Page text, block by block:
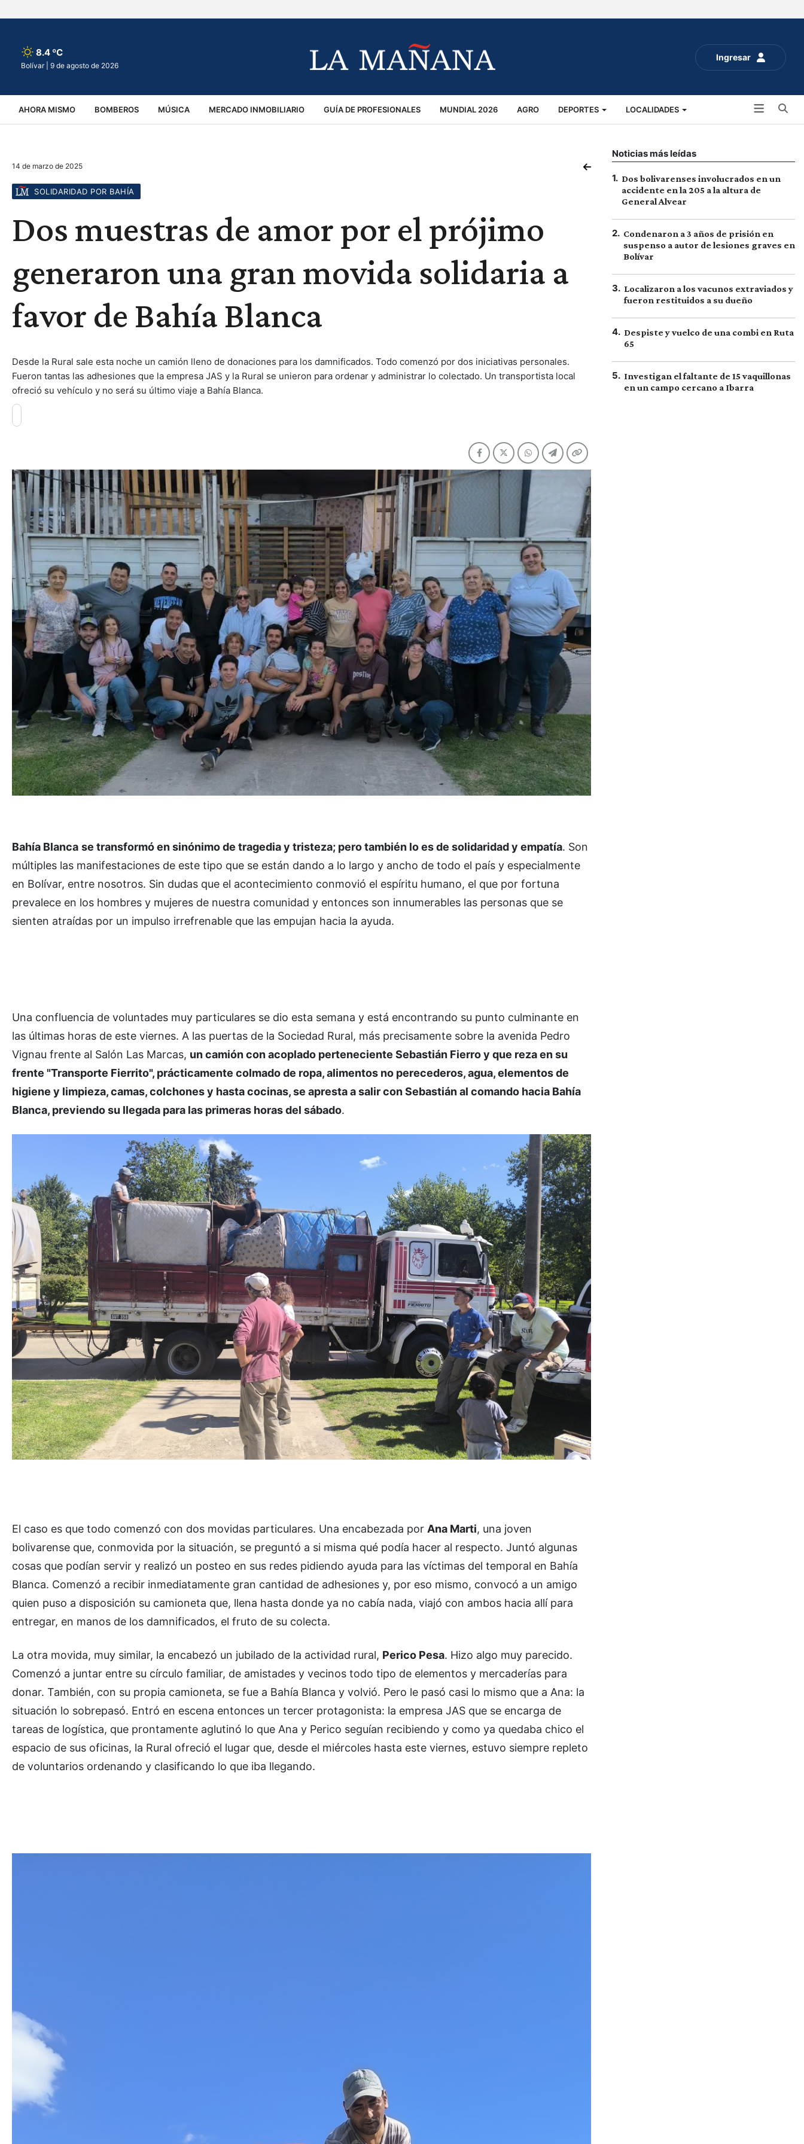
Ingresar
8.4 ºC
Bolívar | 9 de agosto de 2026
AHORA MISMO BOMBEROS MÚSICA MERCADO INMOBILIARIO GUÍA DE PROFESIONALES MUNDIAL 2026 AGRO DEPORTES LOCALIDADES
VIRALES ACCIDENTES
14 de marzo de 2025
SOLIDARIDAD POR BAHÍA
Dos muestras de amor por el prójimo
generaron una gran movida solidaria a
favor de Bahía Blanca
Desde la Rural sale esta noche un camión lleno de donaciones para los damnificados. Todo comenzó por dos iniciativas personales.
Fueron tantas las adhesiones que la empresa JAS y la Rural se unieron para ordenar y administrar lo colectado. Un transportista local
ofreció su vehículo y no será su último viaje a Bahía Blanca.
Bahía Blanca se transformó en sinónimo de tragedia y tristeza; pero también lo es de solidaridad y empatía. Son
múltiples las manifestaciones de este tipo que se están dando a lo largo y ancho de todo el país y especialmente
en Bolívar, entre nosotros. Sin dudas que el acontecimiento conmovió el espíritu humano, el que por fortuna
prevalece en los hombres y mujeres de nuestra comunidad y entonces son innumerables las personas que se
sienten atraídas por un impulso irrefrenable que las empujan hacia la ayuda.
Una confluencia de voluntades muy particulares se dio esta semana y está encontrando su punto culminante en
las últimas horas de este viernes. A las puertas de la Sociedad Rural, más precisamente sobre la avenida Pedro
Vignau frente al Salón Las Marcas, un camión con acoplado perteneciente Sebastián Fierro y que reza en su
frente "Transporte Fierrito", prácticamente colmado de ropa, alimentos no perecederos, agua, elementos de
higiene y limpieza, camas, colchones y hasta cocinas, se apresta a salir con Sebastián al comando hacia Bahía
Blanca, previendo su llegada para las primeras horas del sábado.
El caso es que todo comenzó con dos movidas particulares. Una encabezada por Ana Marti, una joven
bolivarense que, conmovida por la situación, se preguntó a si misma qué podía hacer al respecto. Juntó algunas
cosas que podían servir y realizó un posteo en sus redes pidiendo ayuda para las víctimas del temporal en Bahía
Blanca. Comenzó a recibir inmediatamente gran cantidad de adhesiones y, por eso mismo, convocó a un amigo
quien puso a disposición su camioneta que, llena hasta donde ya no cabía nada, viajó con ambos hacia allí para
entregar, en manos de los damnificados, el fruto de su colecta.
La otra movida, muy similar, la encabezó un jubilado de la actividad rural, Perico Pesa. Hizo algo muy parecido.
Comenzó a juntar entre su círculo familiar, de amistades y vecinos todo tipo de elementos y mercaderías para
donar. También, con su propia camioneta, se fue a Bahía Blanca y volvió. Pero le pasó casi lo mismo que a Ana: la
situación lo sobrepasó. Entró en escena entonces un tercer protagonista: la empresa JAS que se encarga de
tareas de logística, que prontamente aglutinó lo que Ana y Perico seguían recibiendo y como ya quedaba chico el
espacio de sus oficinas, la Rural ofreció el lugar que, desde el miércoles hasta este viernes, estuvo siempre repleto
de voluntarios ordenando y clasificando lo que iba llegando.
Noticias más leídas
1. Dos bolivarenses involucrados en un
accidente en la 205 a la altura de
General Alvear
2. Condenaron a 3 años de prisión en
suspenso a autor de lesiones graves en
Bolívar
3. Localizaron a los vacunos extraviados y
fueron restituidos a su dueño
4. Despiste y vuelco de una combi en Ruta
65
5. Investigan el faltante de 15 vaquillonas
en un campo cercano a Ibarra